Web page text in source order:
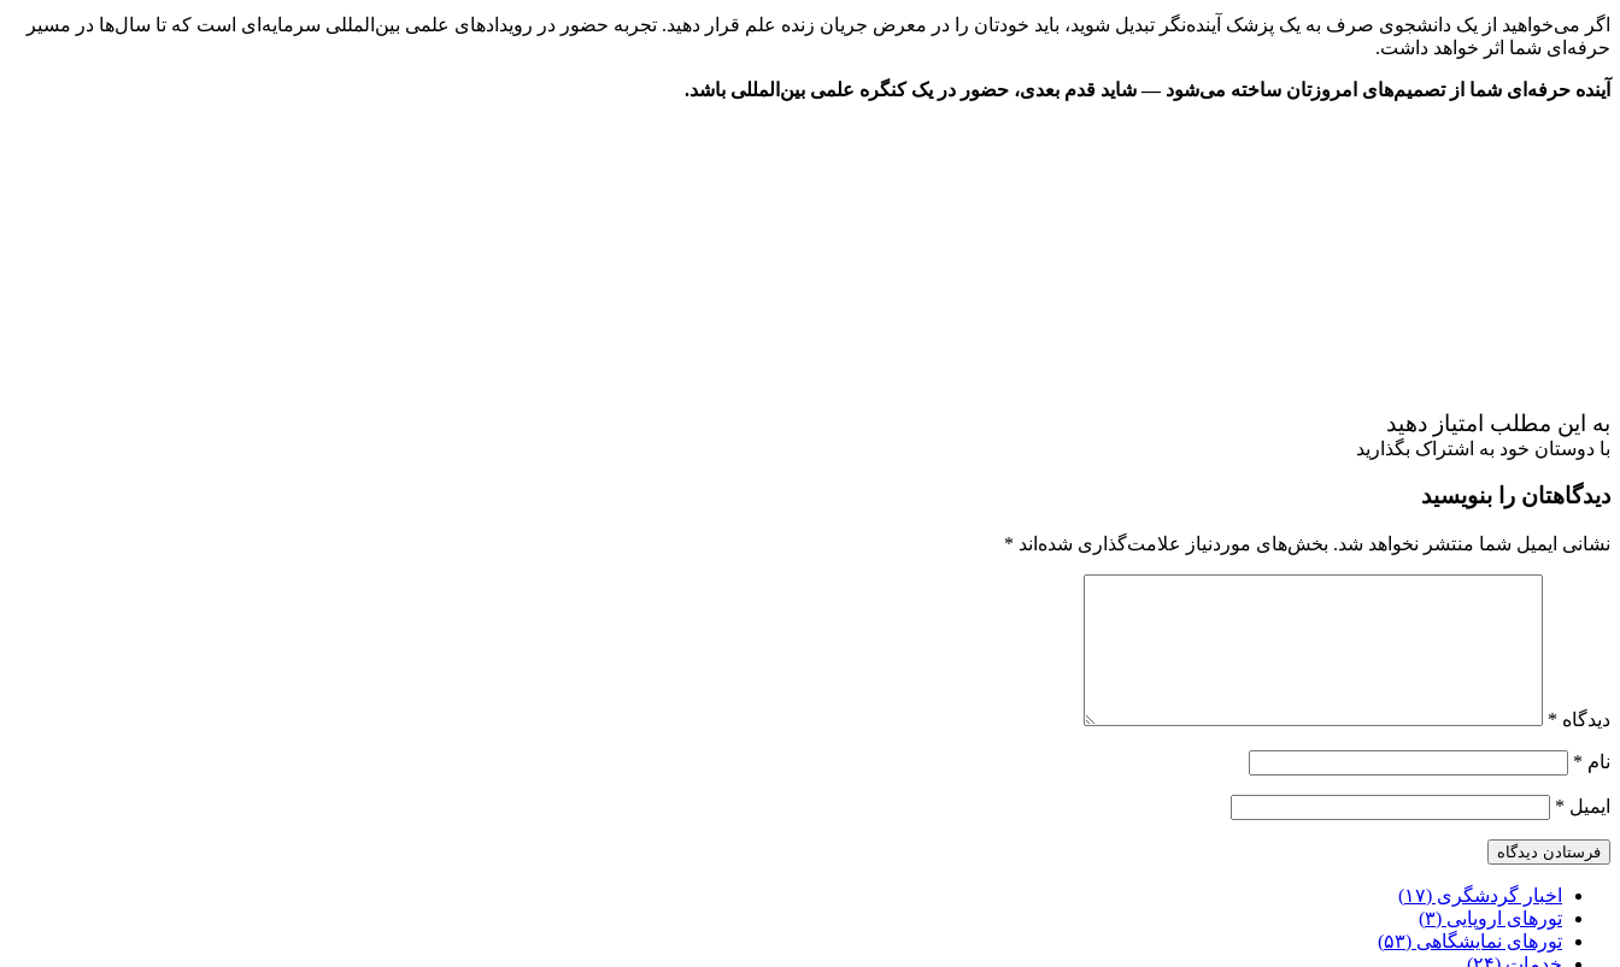
اگر می‌خواهید از یک دانشجوی صرف به یک پزشک آینده‌نگر تبدیل شوید، باید خودتان را در معرض جریان زنده علم قرار دهید. تجربه حضور در رویدادهای علمی بین‌المللی سرمایه‌ای است که تا سال‌ها در مسیر
حرفه‌ای شما اثر خواهد داشت.
آینده حرفه‌ای شما از تصمیم‌های امروزتان ساخته می‌شود — شاید قدم بعدی، حضور در یک کنگره علمی بین‌المللی باشد.
به این مطلب امتیاز دهید
با دوستان خود به اشتراک بگذارید
دیدگاهتان را بنویسید
نشانی ایمیل شما منتشر نخواهد شد. بخش‌های موردنیاز علامت‌گذاری شده‌اند *
دیدگاه *
نام *
ایمیل *
اخبار گردشگری (۱۷)
تورهای اروپایی (۳)
تورهای نمایشگاهی (۵۳)